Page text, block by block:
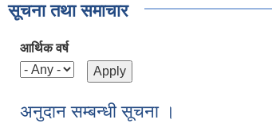
सूचना तथा समाचार
आर्थिक वर्ष
अनुदान सम्बन्धी सूचना ।